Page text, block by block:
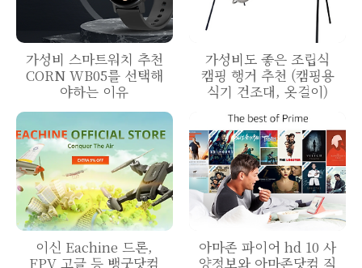
가성비 스마트워치 추천
CORN WB05를 선택해
야하는 이유
가성비도 좋은 조립식
캠핑 행거 추천 (캠핑용
식기 건조대, 옷걸이)
이신 Eachine 드론,
FPV 고글 등 뱅굿닷컴
아마존 파이어 hd 10 사
양정보와 아마존닷컴 직